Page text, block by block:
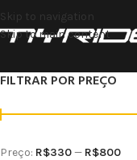
Skip to navigation
Skip to main content
FILTRAR POR PREÇO
Preço: R$330— R$800